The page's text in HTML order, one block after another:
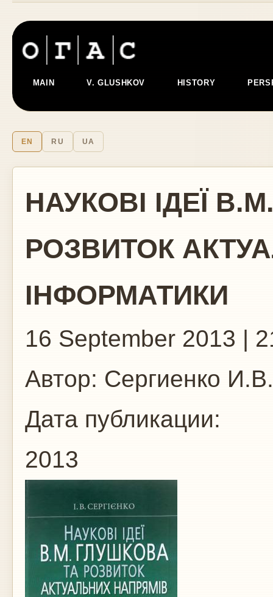
MAIN V. GLUSHKOV HISTORY
EN RU UA
НАУКОВІ ІДЕЇ
РОЗВИТОК
ІНФОРМАТИКИ
16 September 2013 |
Автор: Сергиенко И.В.
Дата публикации:
2013